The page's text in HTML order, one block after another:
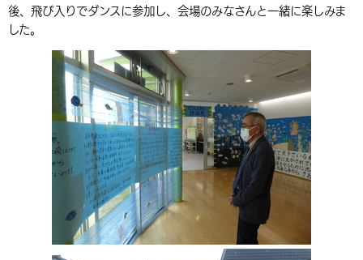
組織案内
環境・衛生 生涯学習・スポーツ・人権
外国人の方向け情報
都市整備
手当・助成 健康・医療
相談・支援・情報
観光なび
遊ぶ・体験する
買う・おみやげ 四季のイベント・祭り
移住・定住
市政情報
中津市について
地方創生・地域活性化 広報・広聴
行政・計画
後、飛び入りでダンスに参加し、会場のみなさんと一緒に楽しみま
した。